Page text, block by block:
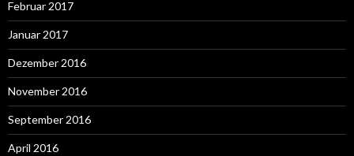
Februar 2017
Januar 2017
Dezember 2016
November 2016
September 2016
April 2016